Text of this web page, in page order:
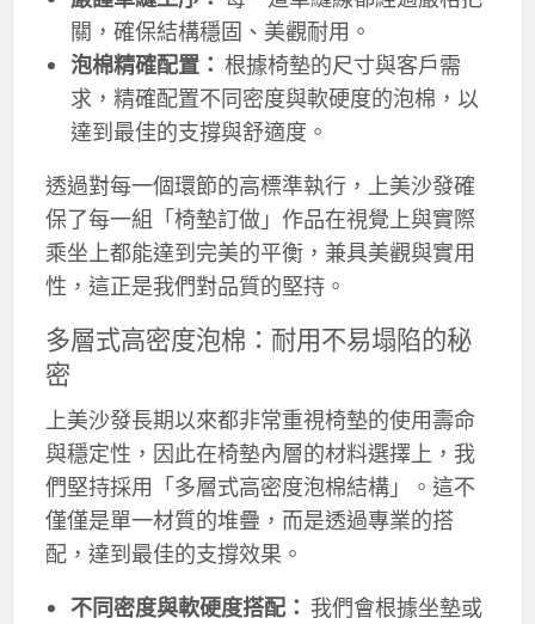
關，確保結構穩固、美觀耐用。
泡棉精確配置： 根據椅墊的尺寸與客戶需
求，精確配置不同密度與軟硬度的泡棉，以
達到最佳的支撐與舒適度。
透過對每一個環節的高標準執行，上美沙發確
保了每一組「椅墊訂做」作品在視覺上與實際
乘坐上都能達到完美的平衡，兼具美觀與實用
性，這正是我們對品質的堅持。
多層式高密度泡棉：耐用不易塌陷的秘
密
上美沙發長期以來都非常重視椅墊的使用壽命
與穩定性，因此在椅墊內層的材料選擇上，我
們堅持採用「多層式高密度泡棉結構」。這不
僅僅是單一材質的堆疊，而是透過專業的搭
配，達到最佳的支撐效果。
不同密度與軟硬度搭配： 我們會根據坐墊或